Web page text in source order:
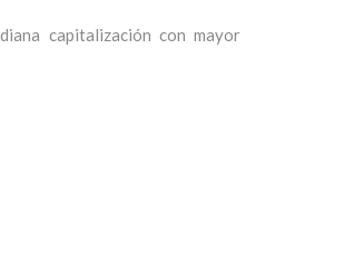
capitalización con mayor